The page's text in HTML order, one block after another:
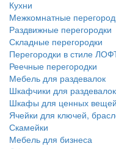
Кухни
Межкомнатные
Раздвижные перегородки
Складные перегородки
Перегородки в стиле
Реечные перегородки
Мебель для раздевалок
Шкафчики для раздевалок
Шкафы для ценных вещей
Ячейки для ключей,
Скамейки
Мебель для бизнеса